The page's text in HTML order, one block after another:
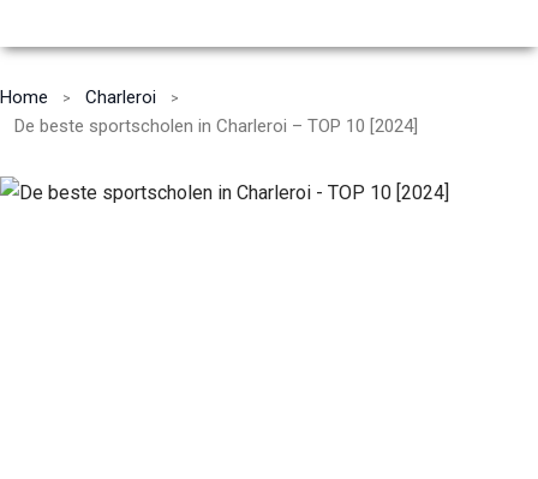
Home
Charleroi
De beste sportscholen in Charleroi – TOP 10 [2024]